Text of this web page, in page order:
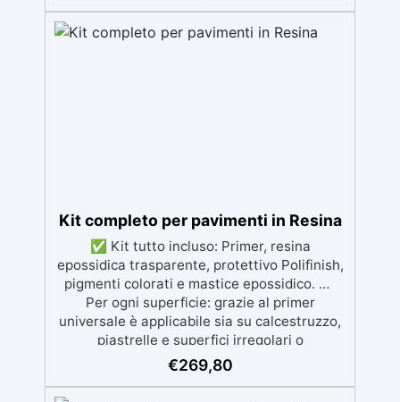
materiali. Certificata post-catalisi atossica e
sicura per il contatto con la pelle, Bpa Free e
Kit completo per pavimenti in Resina
✅ Kit tutto incluso: Primer, resina
epossidica trasparente, protettivo Polifinish,
pigmenti colorati e mastice epossidico. ✅
Per ogni superficie: grazie al primer
universale è applicabile sia su calcestruzzo,
piastrelle e superfici irregolari o
danneggiate. ✅ Facile da applicare: Video
Guida completa inclusa, 3 semplici passaggi,
€269,80